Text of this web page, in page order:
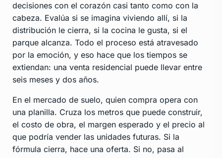
decisiones con el corazón casi tanto como con la
cabeza. Evalúa si se imagina viviendo allí, si la
distribución le cierra, si la cocina le gusta, si el
parque alcanza. Todo el proceso está atravesado
por la emoción, y eso hace que los tiempos se
extiendan: una venta residencial puede llevar entre
seis meses y dos años.
En el mercado de suelo, quien compra opera con
una planilla. Cruza los metros que puede construir,
el costo de obra, el margen esperado y el precio al
que podría vender las unidades futuras. Si la
fórmula cierra, hace una oferta. Si no, pasa al